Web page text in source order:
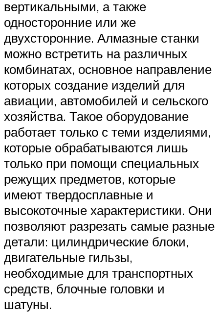
вертикальными, а также
односторонние или же
двухсторонние. Алмазные станки
можно встретить на различных
комбинатах, основное направление
которых создание изделий для
авиации, автомобилей и сельского
хозяйства. Такое оборудование
работает только с теми изделиями,
которые обрабатываются лишь
только при помощи специальных
режущих предметов, которые
имеют твердосплавные и
высокоточные характеристики. Они
позволяют разрезать самые разные
детали: цилиндрические блоки,
двигательные гильзы,
необходимые для транспортных
средств, блочные головки и
шатуны.